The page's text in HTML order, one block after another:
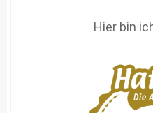
Hier bin